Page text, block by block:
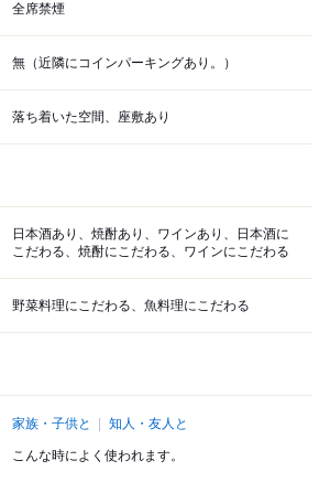
全席禁煙
無（近隣にコインパーキングあり。）
落ち着いた空間、座敷あり
日本酒あり、焼酎あり、ワインあり、日本酒に
こだわる、焼酎にこだわる、ワインにこだわる
野菜料理にこだわる、魚料理にこだわる
家族・子供と 知人・友人と
こんな時によく使われます。